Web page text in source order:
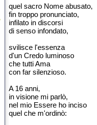
quel sacro Nome abusato,
fin troppo pronunciato,
infilato in discorsi
di senso infondato,
svilisce l'essenza
d'un Credo luminoso
che tutti Ama
con far silenzioso.
A 16 anni,
in visione mi parlò,
nel mio Essere ho inciso
quel che m'ordinò: